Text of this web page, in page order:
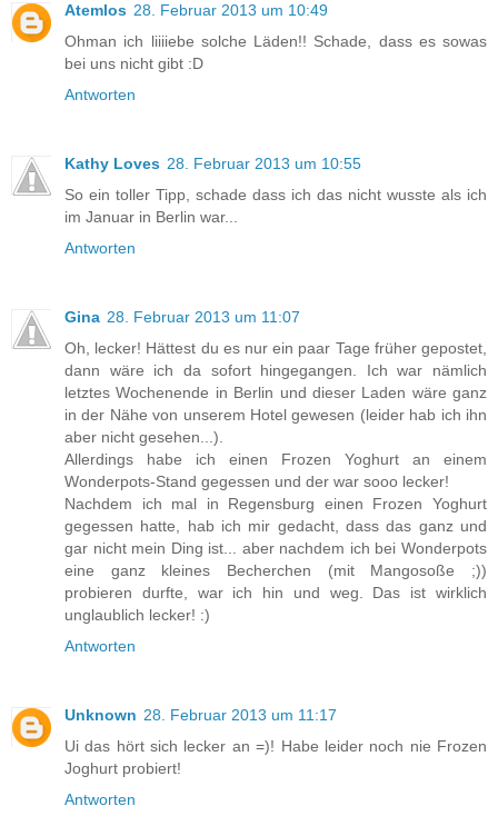
Atemlos 28. Februar 2013 um 10:49
Ohman ich liiiiebe solche Läden!! Schade, dass es sowas
bei uns nicht gibt :D
Antworten
Kathy Loves 28. Februar 2013 um 10:55
So ein toller Tipp, schade dass ich das nicht wusste als ich
im Januar in Berlin war...
Antworten
Gina 28. Februar 2013 um 11:07
Oh, lecker! Hättest du es nur ein paar Tage früher gepostet,
dann wäre ich da sofort hingegangen. Ich war nämlich
letztes Wochenende in Berlin und dieser Laden wäre ganz
in der Nähe von unserem Hotel gewesen (leider hab ich ihn
aber nicht gesehen...).
Allerdings habe ich einen Frozen Yoghurt an einem
Wonderpots-Stand gegessen und der war sooo lecker!
Nachdem ich mal in Regensburg einen Frozen Yoghurt
gegessen hatte, hab ich mir gedacht, dass das ganz und
gar nicht mein Ding ist... aber nachdem ich bei Wonderpots
eine ganz kleines Becherchen (mit Mangosoße ;))
probieren durfte, war ich hin und weg. Das ist wirklich
unglaublich lecker! :)
Antworten
Unknown 28. Februar 2013 um 11:17
Ui das hört sich lecker an =)! Habe leider noch nie Frozen
Joghurt probiert!
Antworten